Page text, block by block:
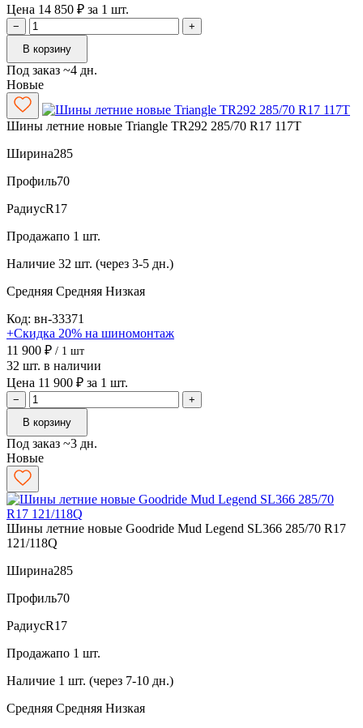
Цена 14 850 ₽ за 1 шт.
−
+
В корзину
Под заказ ~4 дн.
Новые
Шины летние новые Triangle TR292 285/70 R17 117T
Ширина285
Профиль70
РадиусR17
Продажапо 1 шт.
Наличие 32 шт. (через 3-5 дн.)
Средняя Средняя Низкая
Код: вн-33371
+Скидка 20% на шиномонтаж
11 900 ₽ / 1 шт
32 шт. в наличии
Цена 11 900 ₽ за 1 шт.
−
+
В корзину
Под заказ ~3 дн.
Новые
Шины летние новые Goodride Mud Legend SL366 285/70 R17
121/118Q
Ширина285
Профиль70
РадиусR17
Продажапо 1 шт.
Наличие 1 шт. (через 7-10 дн.)
Средняя Средняя Низкая